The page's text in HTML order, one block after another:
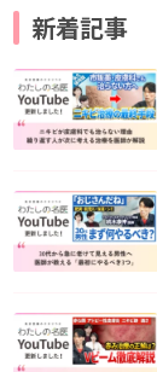
新着記事